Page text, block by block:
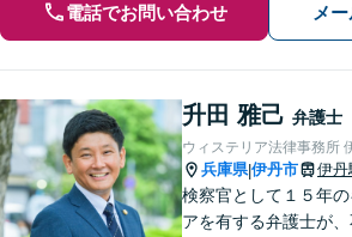
電話でお問い合わせ メ
升田 雅己 弁護士
ウィステリア法律事務所
兵庫県|伊丹市 伊丹
検察官として１５年の
アを有する弁護士が